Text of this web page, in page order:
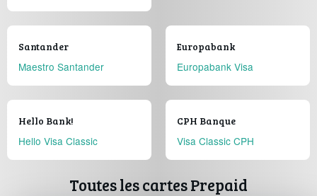
Santander
Maestro Santander
Europabank
Europabank Visa
Hello Bank!
Hello Visa Classic
CPH Banque
Visa Classic CPH
Toutes les cartes Prepaid